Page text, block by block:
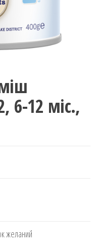
6-12 міс.,
желаний